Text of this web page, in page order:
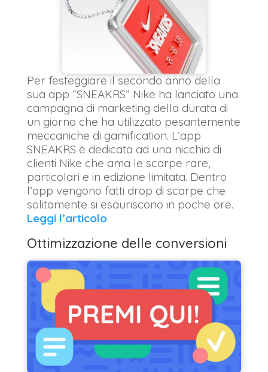
Per festeggiare il secondo anno della
sua app “SNEAKRS” Nike ha lanciato una
campagna di marketing della durata di
un giorno che ha utilizzato pesantemente
meccaniche di gamification. L’app
SNEAKRS è dedicata ad una nicchia di
clienti Nike che ama le scarpe rare,
particolari e in edizione limitata. Dentro
l’app vengono fatti drop di scarpe che
solitamente si esauriscono in poche ore.
Leggi l’articolo
Ottimizzazione delle conversioni